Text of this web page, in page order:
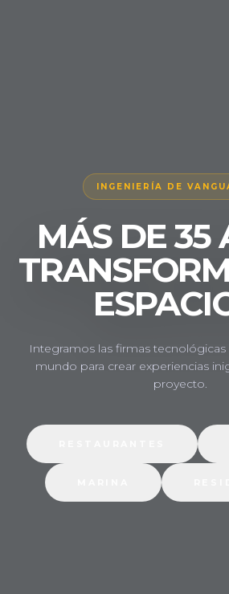
INGENIERÍA DE
MÁS DE35
Integramos las firmas tecnológicas
mundo para crear experiencias
proyecto.